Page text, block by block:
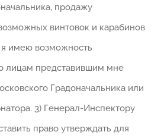
продажу
винтовок и карабинов
имею возможность
лицам представившим мне
Градоначальника или
3) Генерал-Инспектору
право утверждать для